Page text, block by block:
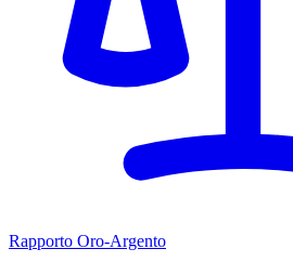
Rapporto Oro-Argento